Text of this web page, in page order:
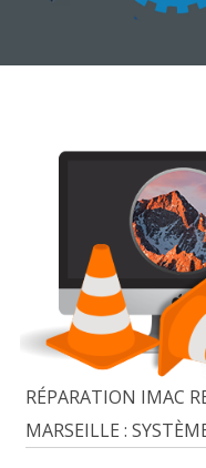
RÉPARATION IMAC
MARSEILLE :